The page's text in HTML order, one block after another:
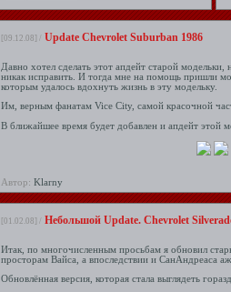
[09.12.08] / Update Chevrolet Suburban 1986
Давно хотел сделать этот апдейт старой
никак исправить. И тогда мне на помощь пришли
которым удалось вдохнуть жизнь в эту модельку.
Им, верным фанатам Vice City, самой красочной
В ближайшее время будет добавлен и апдейт этой
Автор: Klarny
[01.02.08] / Небольшой Update. Chevrolet
Итак, по многочисленным просьбам я обновил
просторам Вайса, а впоследствии и СанАндреаса
Обновлённая версия, которая стала выглядеть